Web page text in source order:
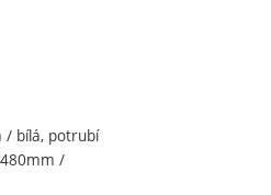
/ bílá, potrubí
/